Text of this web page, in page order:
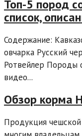
Топ-5 пород
список,
Содержание:
овчарка Русский
Ротвейлер Породы
видео...
Обзор корма
Продукция